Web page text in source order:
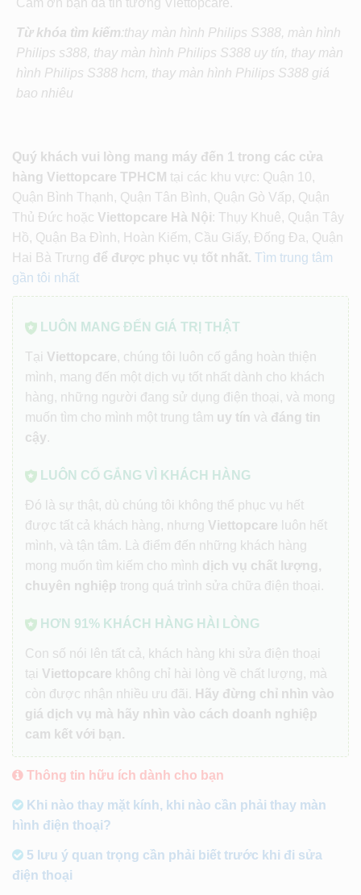
Từ khóa tìm kiếm:thay màn hình Philips S388, màn hình
Philips s388, thay màn hình Philips S388 uy tín, thay màn
hình Philips S388 hcm, thay màn hình Philips S388 giá
bao nhiêu
Quý khách vui lòng mang máy đến 1 trong các cửa
hàng Viettopcare TPHCM tại các khu vực: Quận 10,
Quận Bình Thạnh, Quận Tân Bình, Quận Gò Vấp, Quận
Thủ Đức hoặc Viettopcare Hà Nội: Thụy Khuê, Quận Tây
Hồ, Quận Ba Đình, Hoàn Kiếm, Cầu Giấy, Đống Đa, Quận
Hai Bà Trưng để được phục vụ tốt nhất. Tìm trung tâm
gần tôi nhất
LUÔN MANG ĐẾN GIÁ TRỊ THẬT
Tại Viettopcare, chúng tôi luôn cố gắng hoàn thiện
mình, mang đến một dịch vụ tốt nhất dành cho khách
hàng, những người đang sử dụng điện thoại, và mong
muốn tìm cho mình một trung tâm uy tín và đáng tin
cậy.
LUÔN CỐ GẮNG VÌ KHÁCH HÀNG
Đó là sự thật, dù chúng tôi không thể phục vụ hết
được tất cả khách hàng, nhưng Viettopcare luôn hết
mình, và tận tâm. Là điểm đến những khách hàng
mong muốn tìm kiếm cho mình dịch vụ chất lượng,
chuyên nghiệp trong quá trình sửa chữa điện thoại.
HƠN 91% KHÁCH HÀNG HÀI LÒNG
Con số nói lên tất cả, khách hàng khi sửa điện thoại
tại Viettopcare không chỉ hài lòng về chất lượng, mà
còn được nhận nhiều ưu đãi. Hãy đừng chỉ nhìn vào
giá dịch vụ mà hãy nhìn vào cách doanh nghiệp
cam kết với bạn.
Thông tin hữu ích dành cho bạn
Khi nào thay mặt kính, khi nào cần phải thay màn
hình điện thoại?
5 lưu ý quan trọng cần phải biết trước khi đi sửa
điện thoại